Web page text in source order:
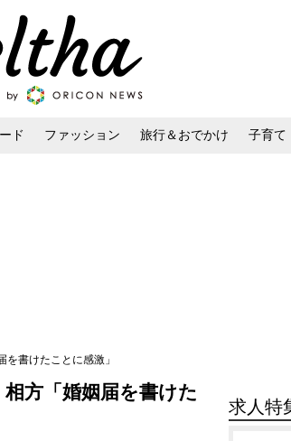
ド ファッション 旅行＆おでかけ 子育て
書けたことに感激」
方「婚姻届を書けた
求人特